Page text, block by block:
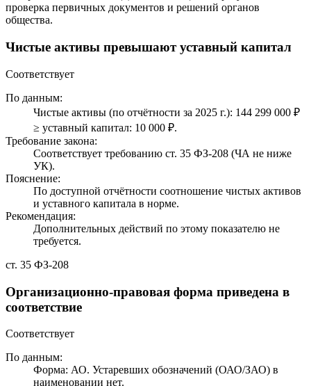
проверка первичных документов и решений органов
общества.
Чистые активы превышают уставный капитал
Соответствует
По данным:
Чистые активы (по отчётности за 2025 г.): 144 299 000 ₽
≥ уставный капитал: 10 000 ₽.
Требование закона:
Соответствует требованию ст. 35 ФЗ-208 (ЧА не ниже
УК).
Пояснение:
По доступной отчётности соотношение чистых активов
и уставного капитала в норме.
Рекомендация:
Дополнительных действий по этому показателю не
требуется.
ст. 35 ФЗ-208
Организационно-правовая форма приведена в
соответствие
Соответствует
По данным:
Форма: АО. Устаревших обозначений (ОАО/ЗАО) в
наименовании нет.